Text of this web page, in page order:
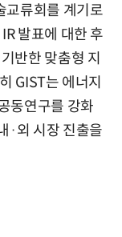
교류회를 계기로
발표에 대한 후
반한 맞춤형 지
GIST는 에너지
동연구를 강화
·외 시장 진출을